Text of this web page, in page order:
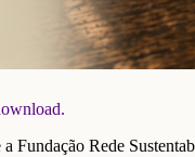
Rede